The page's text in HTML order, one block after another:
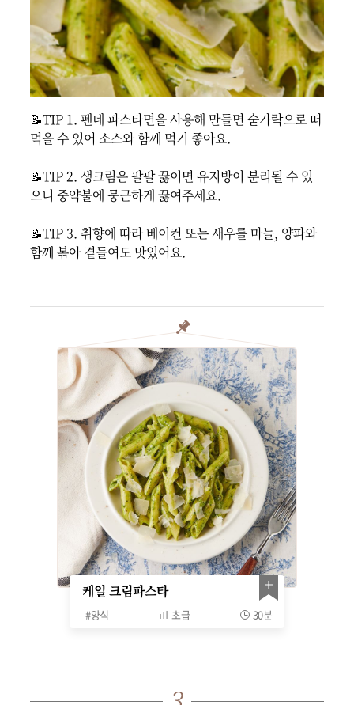
📝TIP 1. 펜네 파스타면을 사용해 만들면 숟가락으로 떠
먹을 수 있어 소스와 함께 먹기 좋아요.
📝TIP 2. 생크림은 팔팔 끓이면 유지방이 분리될 수 있
으니 중약불에 뭉근하게 끓여주세요.
📝TIP 3. 취향에 따라 베이컨 또는 새우를 마늘, 양파와
함께 볶아 곁들여도 맛있어요.
케일 크림파스타
#양식 초급 30분